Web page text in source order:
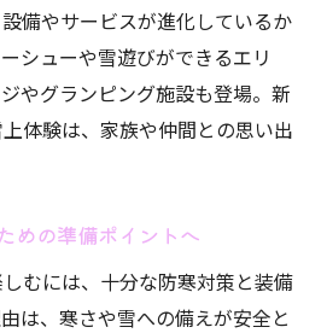
備やサービスが進化しているか
シューや雪遊びができるエリ
やグランピング施設も登場。新
体験は、家族や仲間との思い出
めの準備ポイントへ
むには、十分な防寒対策と装備
は、寒さや雪への備えが安全と